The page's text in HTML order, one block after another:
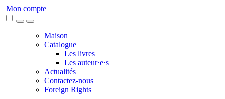
Skip
to
Mon compte
Maison
Catalogue
Les livres
Les auteur·e·s
Actualités
Contactez-nous
Foreign Rights